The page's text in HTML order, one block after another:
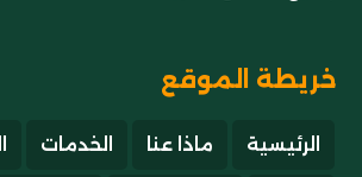
خريطة الموقع
الرئيسية ماذا عنا الخدمات